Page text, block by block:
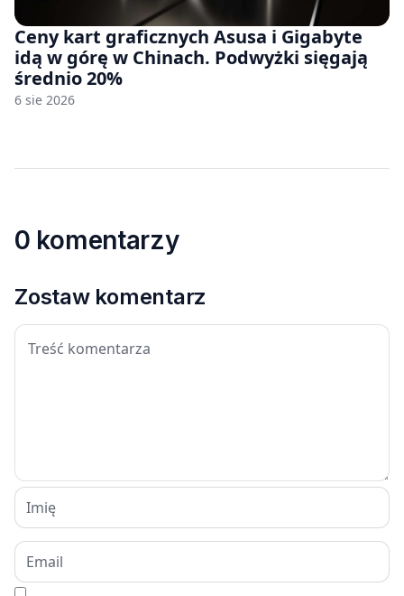
Ceny kart graficznych Asusa i Gigabyte
idą w górę w Chinach. Podwyżki sięgają
średnio 20%
6 sie 2026
0 komentarzy
Zostaw komentarz